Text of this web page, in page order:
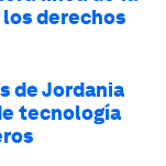
los derechos
de Jordania
tecnología